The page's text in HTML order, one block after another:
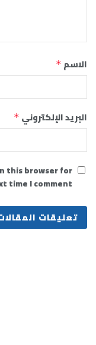
الاسم *
البريد الإلكتروني *
this browser for
time I comment.